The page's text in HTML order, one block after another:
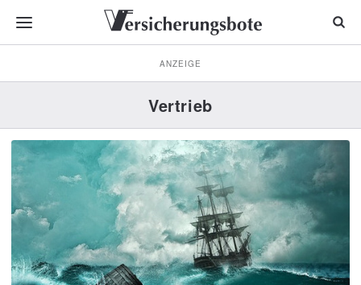
ANZEIGE
Vertrieb